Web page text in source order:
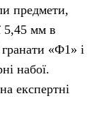
предмети,
5,45 мм в
«Ф1» і
набої.
експертні